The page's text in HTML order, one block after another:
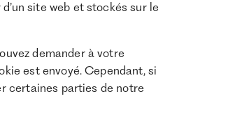
site web et stockés sur le
demander à votre
est envoyé. Cependant, si
certaines parties de notre